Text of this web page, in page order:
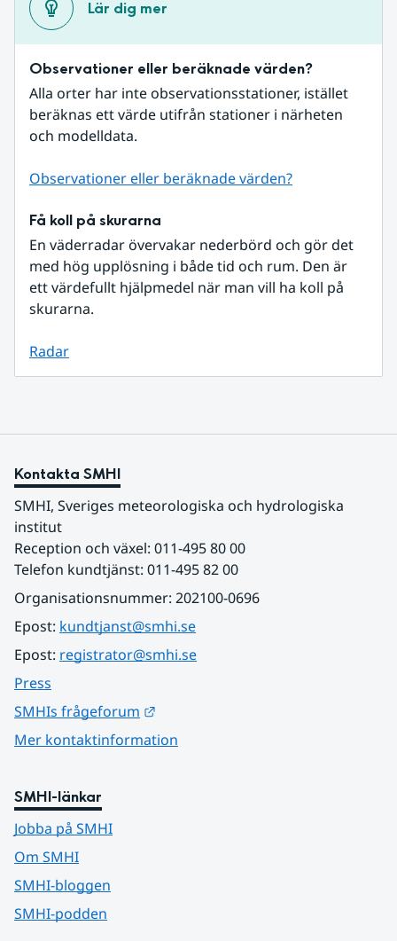
Lär dig mer
Observationer eller beräknade värden?
Alla orter har inte observationsstationer, istället
beräknas ett värde utifrån stationer i närheten
och modelldata.
Observationer eller beräknade värden?
Få koll på skurarna
En väderradar övervakar nederbörd och gör det
med hög upplösning i både tid och rum. Den är
ett värdefullt hjälpmedel när man vill ha koll på
skurarna.
Radar
Kontakta SMHI
SMHI, Sveriges meteorologiska och hydrologiska
institut
Reception och växel: 011-495 80 00
Telefon kundtjänst: 011-495 82 00
Organisationsnummer: 202100-0696
Epost: kundtjanst@smhi.se
Epost: registrator@smhi.se
Press
SMHIs frågeforum
Mer kontaktinformation
SMHI-länkar
Jobba på SMHI
Om SMHI
SMHI-bloggen
SMHI-podden